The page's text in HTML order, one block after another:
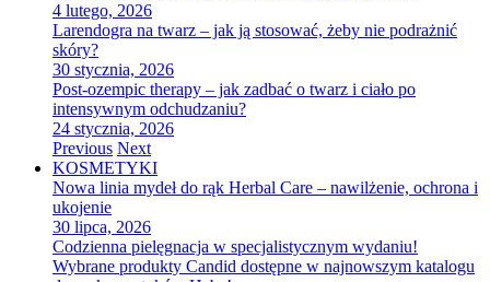
4 lutego, 2026
Larendogra na twarz – jak ją stosować, żeby nie podrażnić
skóry?
30 stycznia, 2026
Post-ozempic therapy – jak zadbać o twarz i ciało po
intensywnym odchudzaniu?
24 stycznia, 2026
Previous Next
KOSMETYKI
Nowa linia mydeł do rąk Herbal Care – nawilżenie, ochrona i
ukojenie
30 lipca, 2026
Codzienna pielęgnacja w specjalistycznym wydaniu!
Wybrane produkty Candid dostępne w najnowszym katalogu